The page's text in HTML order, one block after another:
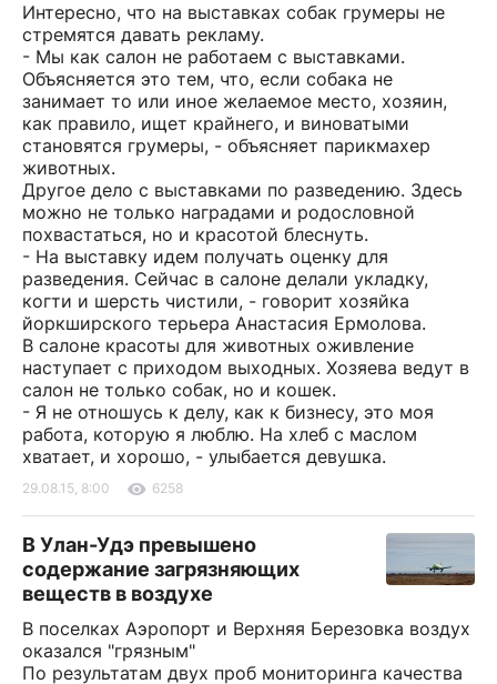
Интересно, что на выставках собак грумеры не
стремятся давать рекламу.
- Мы как салон не работаем с выставками.
Объясняется это тем, что, если собака не
занимает то или иное желаемое место, хозяин,
как правило, ищет крайнего, и виноватыми
становятся грумеры, - объясняет парикмахер
животных.
Другое дело с выставками по разведению. Здесь
можно не только наградами и родословной
похвастаться, но и красотой блеснуть.
- На выставку идем получать оценку для
разведения. Сейчас в салоне делали укладку,
когти и шерсть чистили, - говорит хозяйка
йоркширского терьера Анастасия Ермолова.
В салоне красоты для животных оживление
наступает с приходом выходных. Хозяева ведут в
салон не только собак, но и кошек.
- Я не отношусь к делу, как к бизнесу, это моя
работа, которую я люблю. На хлеб с маслом
хватает, и хорошо, - улыбается девушка.
29.08.15, 8:00 6258
В Улан-Удэ превышено
содержание загрязняющих
веществ в воздухе
В поселках Аэропорт и Верхняя Березовка воздух
оказался "грязным"
По результатам двух проб мониторинга качества